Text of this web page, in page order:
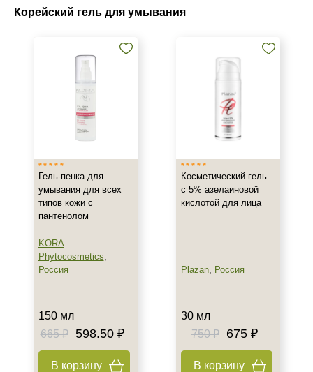
Корейский гель для умывания
Корея
Россия
Показать еще
Тип товара
Гель
Гоммаж
Класс косметики
Домашняя
Гель-пенка для
умывания для всех
типов кожи с
пантенолом
KORA
Phytocosmetics,
Россия
150 мл
665 ₽
598.50 ₽
В корзину
Косметический гель
с 5% азелаиновой
кислотой для лица
Plazan, Россия
30 мл
750 ₽
675 ₽
В корзину